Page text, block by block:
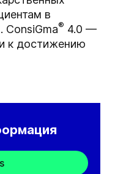
в
ConsiGma® 4.0 —
к достижению